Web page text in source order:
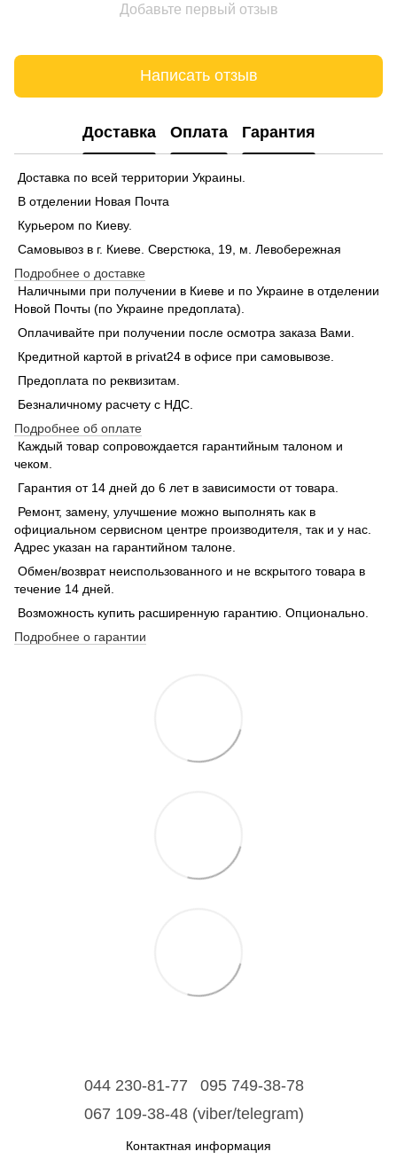
Добавьте первый отзыв
Написать отзыв
Доставка Оплата Гарантия
Доставка по всей территории Украины.
В отделении Новая Почта
Курьером по Киеву.
Самовывоз в г. Киеве. Сверстюка, 19, м. Левобережная
Подробнее о доставке
Наличными при получении в Киеве и по Украине в отделении
Новой Почты (по Украине предоплата).
Оплачивайте при получении после осмотра заказа Вами.
Кредитной картой в privat24 в офисе при самовывозе.
Предоплата по реквизитам.
Безналичному расчету с НДС.
Подробнее об оплате
Каждый товар сопровождается гарантийным талоном и
чеком.
Гарантия от 14 дней до 6 лет в зависимости от товара.
Ремонт, замену, улучшение можно выполнять как в
официальном сервисном центре производителя, так и у нас.
Адрес указан на гарантийном талоне.
Обмен/возврат неиспользованного и не вскрытого товара в
течение 14 дней.
Возможность купить расширенную гарантию. Опционально.
Подробнее о гарантии
044 230-81-77
095 749-38-78
067 109-38-48 (viber/telegram)
Контактная информация